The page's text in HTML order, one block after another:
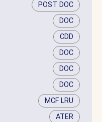
POST DOC
DOC
CDD
DOC
DOC
DOC
MCF LRU
ATER